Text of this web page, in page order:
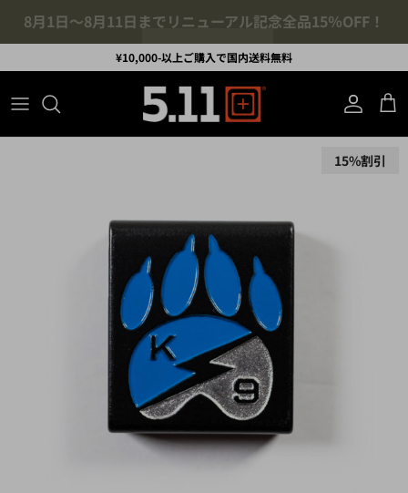
コンテンツへスキップ
¥10,000-以上ご購入で国内送料無料
アカウント
カ
15%割引